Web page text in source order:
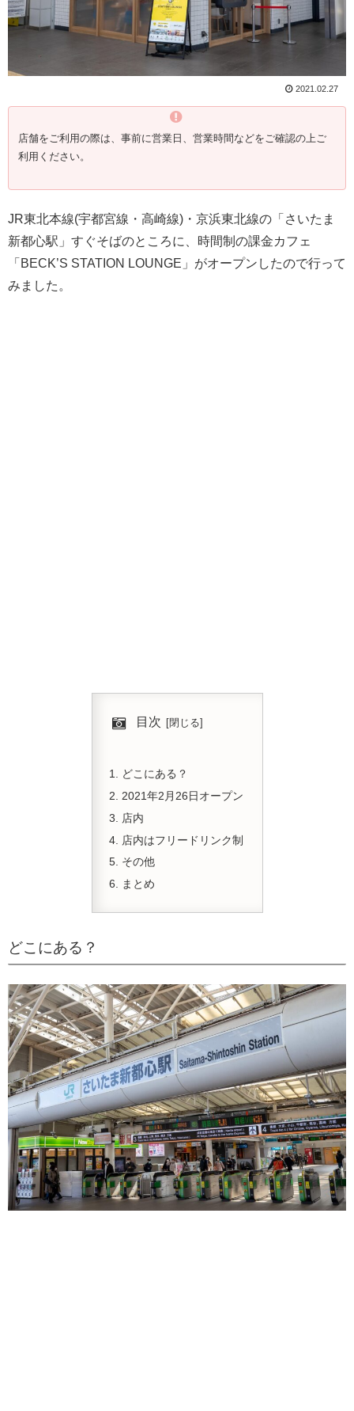
2021.02.27
店舗をご利用の際は、事前に営業日、営業時間などをご確認の上ご
利用ください。
JR東北本線(宇都宮線・高崎線)・京浜東北線の「さいたま
新都心駅」すぐそばのところに、時間制の課金カフェ
「BECK’S STATION LOUNGE」がオープンしたので行って
みました。
目次
どこにある？
2021年2月26日オープン
店内
店内はフリードリンク制
その他
まとめ
どこにある？